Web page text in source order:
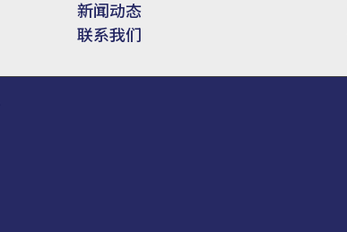
新闻动态
联系我们